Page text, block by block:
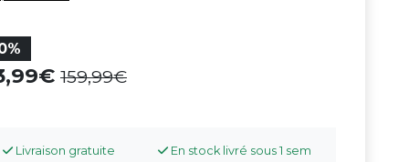
159,99
Livraison gratuite En stock livré sous 1 sem